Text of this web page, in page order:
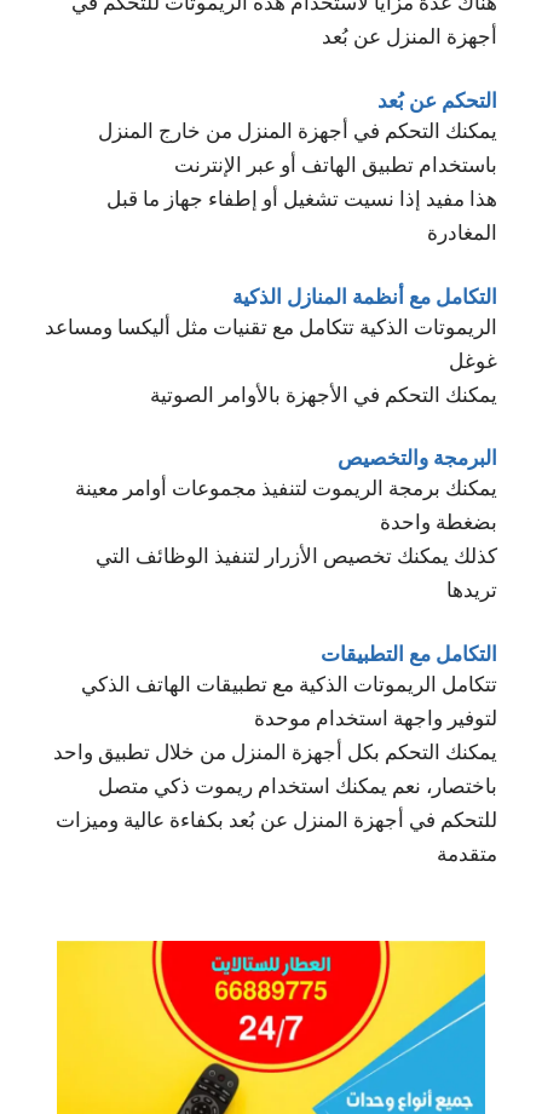
أجهزة المنزل عن بُعد
التحكم عن بُعد
يمكنك التحكم في أجهزة المنزل من خارج المنزل
باستخدام تطبيق الهاتف أو عبر الإنترنت
هذا مفيد إذا نسيت تشغيل أو إطفاء جهاز ما قبل
المغادرة
التكامل مع أنظمة المنازل الذكية
الريموتات الذكية تتكامل مع تقنيات مثل أليكسا ومساعد
غوغل
يمكنك التحكم في الأجهزة بالأوامر الصوتية
البرمجة والتخصيص
يمكنك برمجة الريموت لتنفيذ مجموعات أوامر معينة
بضغطة واحدة
كذلك يمكنك تخصيص الأزرار لتنفيذ الوظائف التي
تريدها
التكامل مع التطبيقات
تتكامل الريموتات الذكية مع تطبيقات الهاتف الذكي
لتوفير واجهة استخدام موحدة
يمكنك التحكم بكل أجهزة المنزل من خلال تطبيق واحد
باختصار، نعم يمكنك استخدام ريموت ذكي متصل
للتحكم في أجهزة المنزل عن بُعد بكفاءة عالية وميزات
متقدمة